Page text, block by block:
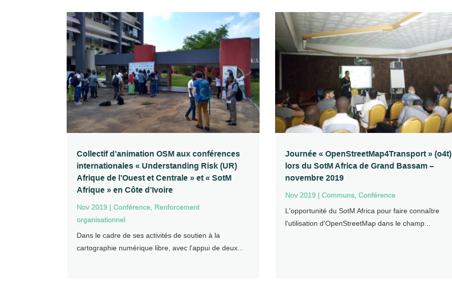
Collectif d’animation OSM aux conférences
internationales « Understanding Risk (UR)
Afrique de l’Ouest et Centrale » et « SotM
Afrique » en Côte d’Ivoire
Nov 2019 |Conférence, Renforcement
organisationnel
Dans le cadre de ses activités de soutien à la
cartographie numérique libre, avec l'appui de deux...
Journée « OpenStreetMap4Transport » (o4t)
lors du SotM Africa de Grand Bassam –
novembre 2019
Nov 2019| Communs, Conférence
​L'opportunité du SotM Africa pour faire connaître
l'utilisation d'OpenStreetMap dans le champ...